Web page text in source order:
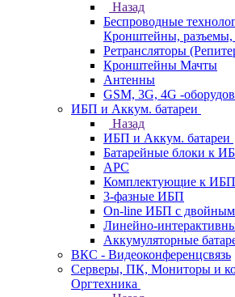
Назад
Беспроводные
Кронштейны, разъемы,
Ретрансляторы
Кронштейны Мачты
Антенны
GSM, 3G, 4G -
ИБП и Аккум. батареи
Назад
ИБП и Аккум. батареи
Батарейные блоки к
APC
Комплектующие к ИБП
3-фазные ИБП
On-line ИБП с двойным
Линейно-
Аккумуляторные
ВКС - Видеоконференцсвязь
Серверы, ПК, Мониторы и
Оргтехника